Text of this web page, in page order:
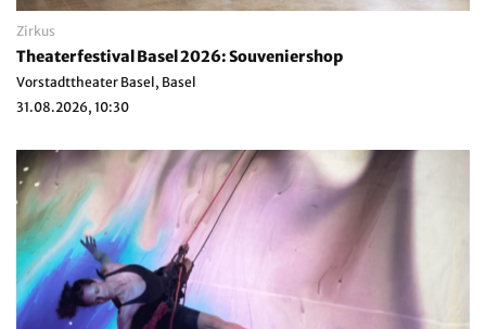
Zirkus
Theaterfestival Basel 2026: Souveniershop
Vorstadttheater Basel, Basel
31.08.2026, 10:30